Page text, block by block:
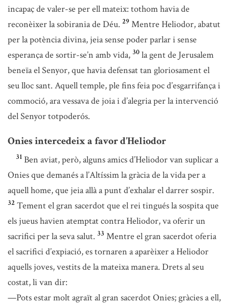
incapaç de valer-se per ell mateix: tothom havia de
reconèixer la sobirania de Déu. 29 Mentre Heliodor, abatut
per la potència divina, jeia sense poder parlar i sense
esperança de sortir-se’n amb vida, 30 la gent de Jerusalem
beneïa el Senyor, que havia defensat tan gloriosament el
seu lloc sant. Aquell temple, ple fins feia poc d’esgarrifança i
commoció, ara vessava de joia i d’alegria per la intervenció
del Senyor totpoderós.
Onies intercedeix a favor d’Heliodor
31 Ben aviat, però, alguns amics d’Heliodor van suplicar a
Onies que demanés a l’Altíssim la gràcia de la vida per a
aquell home, que jeia allà a punt d’exhalar el darrer sospir.
32 Tement el gran sacerdot que el rei tingués la sospita que
els jueus havien atemptat contra Heliodor, va oferir un
sacrifici per la seva salut. 33 Mentre el gran sacerdot oferia
el sacrifici d’expiació, es tornaren a aparèixer a Heliodor
aquells joves, vestits de la mateixa manera. Drets al seu
costat, li van dir:
—Pots estar molt agraït al gran sacerdot Onies; gràcies a ell,